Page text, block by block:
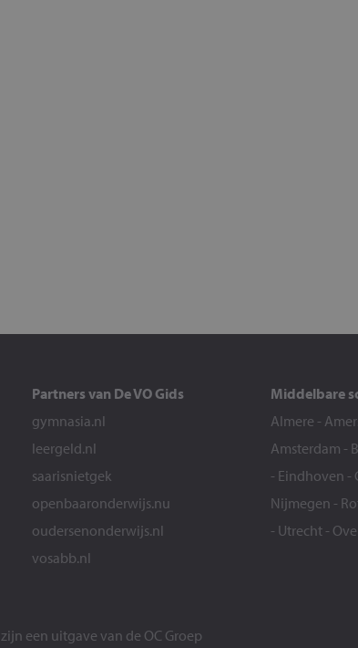
Partners van De VO Gids
gymnasia.nl
leergeld.nl
saarisnietgek
openbaaronderwijs.nu
oudersenonderwijs.nl
vosabb.nl
Middelbare
Almere -
Amsterdam -
- Eindhoven -
Nijmegen -
- Utrecht -
zijn een uitgave van de OC Groep